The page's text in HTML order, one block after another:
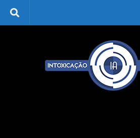
Skip to content